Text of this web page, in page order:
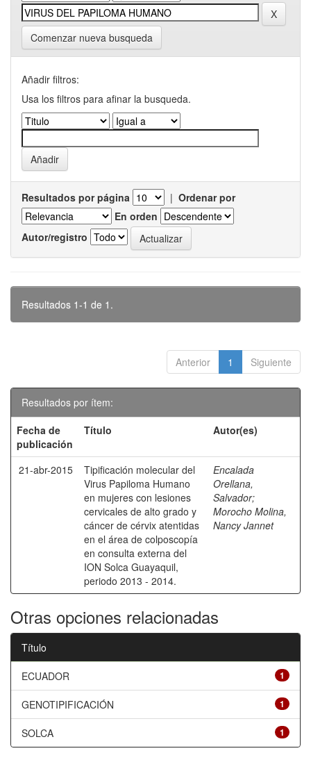
Comenzar nueva busqueda
Añadir filtros:
Usa los filtros para afinar la busqueda.
Resultados por página | Ordenar por
En orden
Autor/registro
Resultados 1-1 de 1.
Anterior 1 Siguiente
Resultados por ítem:
Fecha de
publicación
Título Autor(es)
21-abr-2015
Tipificación molecular del
Virus Papiloma Humano
en mujeres con lesiones
cervicales de alto grado y
cáncer de cérvix atentidas
en el área de colposcopía
en consulta externa del
ION Solca Guayaquil,
periodo 2013 - 2014.
Encalada
Orellana,
Salvador;
Morocho Molina,
Nancy Jannet
Otras opciones relacionadas
Título
1
ECUADOR
1
GENOTIPIFICACIÓN
1
SOLCA